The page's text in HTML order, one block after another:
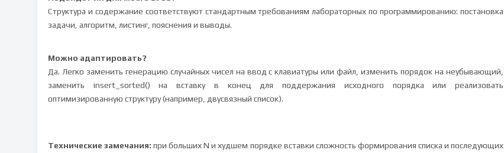
Структура и содержание соответствуют стандартным требованиям лабораторных по программированию: постановка
задачи, алгоритм, листинг, пояснения и выводы.
Можно адаптировать?
Да. Легко заменить генерацию случайных чисел на ввод с клавиатуры или файл, изменить порядок на неубывающий,
заменить insert_sorted() на вставку в конец для поддержания исходного порядка или реализовать
оптимизированную структуру (например, двусвязный список).
Технические замечания: при больших N и худшем порядке вставки сложность формирования списка и последующих